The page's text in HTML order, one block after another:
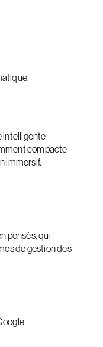
intelligente
compacte
immersif.
pensés, qui
de gestion des